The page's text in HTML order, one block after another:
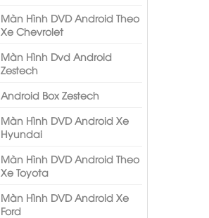
Màn Hình DVD Android Theo
Xe Chevrolet
Màn Hình Dvd Android
Zestech
Android Box Zestech
Màn Hình DVD Android Xe
Hyundai
Màn Hình DVD Android Theo
Xe Toyota
Màn Hình DVD Android Xe
Ford